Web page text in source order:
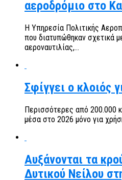
αεροδρόμιο στο
Η Υπηρεσία Πολιτικής
που διατυπώθηκαν σχετικά
αεροναυτιλίας,...
Σφίγγει ο κλοιός
Περισσότερες από 200.000
μέσα στο 2026 μόνο για
Αυξάνονται τα
Δυτικού Νείλου